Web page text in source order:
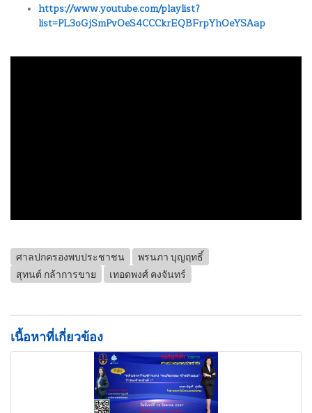
https://www.youtube.com/playlist?
list=PL3oGjSmPvOeS4CCCkrEQBFrpYhOeYSAap
ศาลปกครองพบประชาชน
พรนภา บุญฤทธิ์
สุทนต์ กล้าการขาย
เทอดพงศ์ คงจันทร์
เนื้อหาที่เกี่ยวข้อง